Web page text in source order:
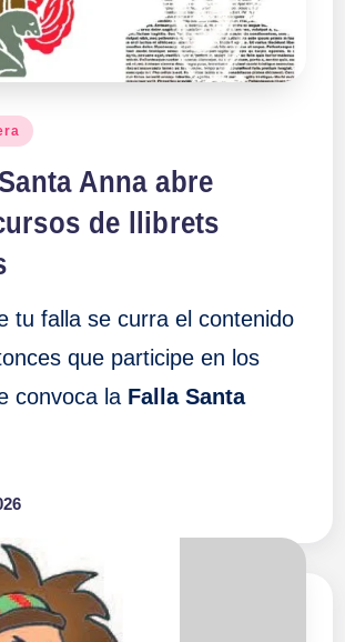
Anna abre
de llibrets
tu falla se curra el contenido
que participe en los
convoca la Falla Santa